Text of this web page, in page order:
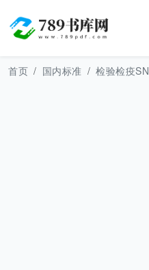
首页 国内标准 检验检疫SN